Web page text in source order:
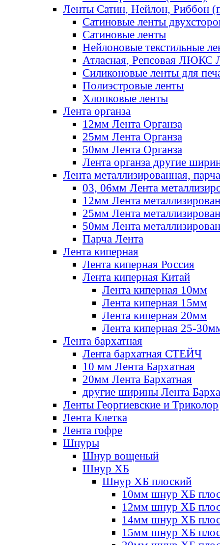
Ленты Сатин, Нейлон, Риббон
Сатиновые ленты
Сатиновые ленты
Нейлоновые текстильные
Атласная, Репсовая ЛЮКС
Силиконовые ленты для
Полиэстровые ленты
Хлопковые ленты
Лента органза
12мм Лента Органза
25мм Лента Органза
50мм Лента Органза
Лента органза другие
Лента металлизированная, парча
03, 06мм Лента
12мм Лента
25мм Лента
50мм Лента
Парча Лента
Лента киперная
Лента киперная Россия
Лента киперная Китай
Лента киперная 10мм
Лента киперная 15мм
Лента киперная 20мм
Лента киперная 25-
Лента бархатная
Лента бархатная СТЕЙЧ
10 мм Лента Бархатная
20мм Лента Бархатная
другие ширины Лента
Ленты Георгиевские и Триколор
Лента Клетка
Лента гофре
Шнуры
Шнур вощеный
Шнур ХБ
Шнур ХБ плоский
10мм шнур ХБ
12мм шнур ХБ
14мм шнур ХБ
15мм шнур ХБ